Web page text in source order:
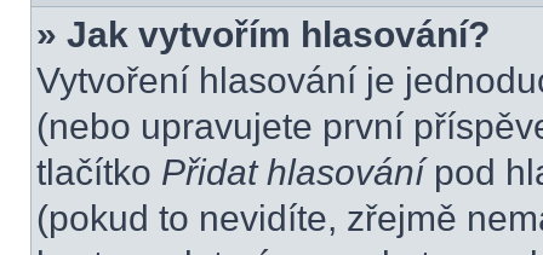
» Jak vytvořím hlasování?
Vytvoření hlasování je
(nebo upravujete první
tlačítko Přidat hlasovánípod
(pokud to nevidíte, zřejmě